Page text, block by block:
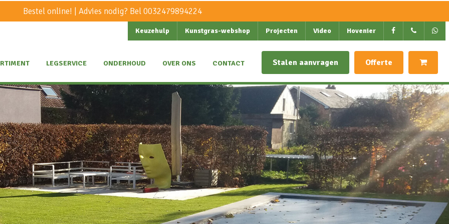
Bestel online! | Advies nodig? Bel0032479894224
Keuzehulp Kunstgras-webshop Projecten Video Hovenier
LEGSERVICE ONDERHOUD OVER ONS CONTACT Stalen aanvragen Offerte